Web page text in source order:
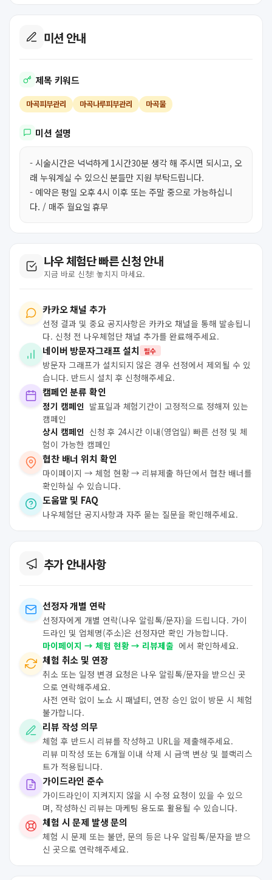
미션 안내
제목 키워드
마곡피부관리 마곡나루피부관리 마곡물
미션 설명
- 시술시간은 넉넉하게 1시간30분 생각 해 주시면 되시고, 오
래 누워계실 수 있으신 분들만 지원 부탁드립니다.
- 예약은 평일 오후 4시 이후 또는 주말 중으로 가능하십니
다. / 매주 월요일 휴무
나우 체험단 빠른 신청 안내
지금 바로 신청! 놓치지 마세요.
카카오 채널 추가
선정 결과 및 중요 공지사항은 카카오 채널을 통해 발송됩니
다. 신청 전 나우체험단 채널 추가를 완료해주세요.
네이버 방문자그래프 설치 필수
방문자 그래프가 설치되지 않은 경우 선정에서 제외될 수 있
습니다. 반드시 설치 후 신청해주세요.
캠페인 분류 확인
정기 캠페인 발표일과 체험기간이 고정적으로 정해져 있는
캠페인
상시 캠페인 신청 후 24시간 이내(영업일) 빠른 선정 및 체
험이 가능한 캠페인
협찬 배너 위치 확인
마이페이지 → 체험 현황 → 리뷰제출 하단에서 협찬 배너를
확인하실 수 있습니다.
도움말 및 FAQ
나우체험단 공지사항과 자주 묻는 질문을 확인해주세요.
추가 안내사항
선정자 개별 연락
선정자에게 개별 연락(나우 알림톡/문자)을 드립니다. 가이
드라인 및 업체명(주소)은 선정자만 확인 가능합니다.
마이페이지 → 체험 현황 → 리뷰제출 에서 확인하세요.
체험 취소 및 연장
취소 또는 일정 변경 요청은 나우 알림톡/문자을 받으신 곳
으로 연락해주세요.
사전 연락 없이 노쇼 시 패널티, 연장 승인 없이 방문 시 체험
불가합니다.
리뷰 작성 의무
체험 후 반드시 리뷰를 작성하고 URL을 제출해주세요.
리뷰 미작성 또는 6개월 이내 삭제 시 금액 변상 및 블랙리스
트가 적용됩니다.
가이드라인 준수
가이드라인이 지켜지지 않을 시 수정 요청이 있을 수 있으
며, 작성하신 리뷰는 마케팅 용도로 활용될 수 있습니다.
체험 시 문제 발생 문의
체험 시 문제 또는 불만, 문의 등은 나우 알림톡/문자을 받으
신 곳으로 연락해주세요.